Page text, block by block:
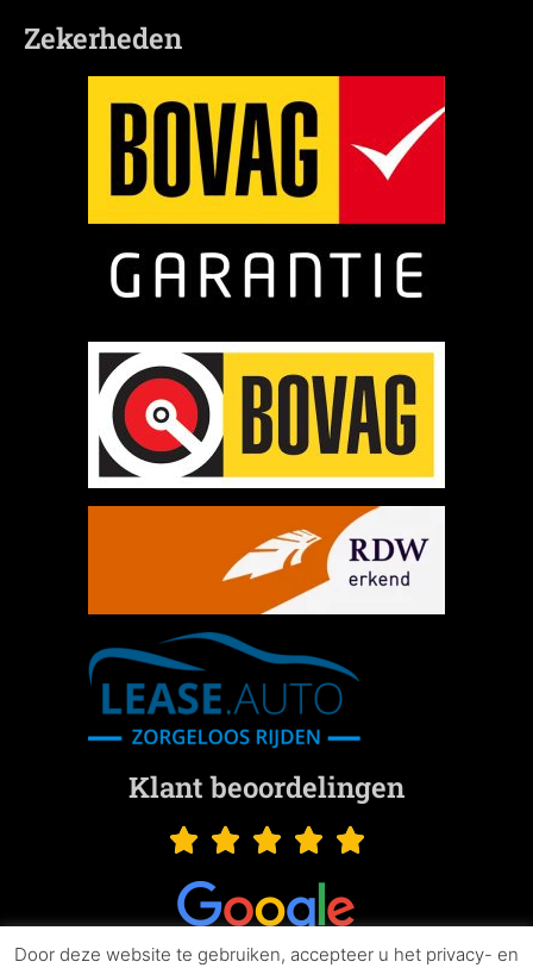
Zekerheden
Klant beoordelingen
Door deze website te gebruiken, accepteer u het privacy- en